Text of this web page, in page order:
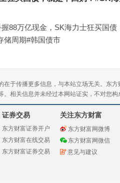
88万亿现金，SK海力士狂买国
储周期#韩国债市
在于传播更多信息，与本站立场无关。东
。相关信息并未经过本网站证实，不对您
证券交易
东方财富证券开户
东方财富在线交易
东方财富证券交易
关注东方财富
东方财富网微博
东方财富网微信
意见与建议